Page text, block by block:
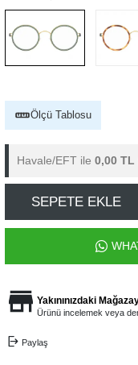
Ölçü Tablosu
Havale/EFT ile 0,00 TL
SEPETE EKLE
Yakınınızdaki
Ürünü incelemek veya
Paylaş